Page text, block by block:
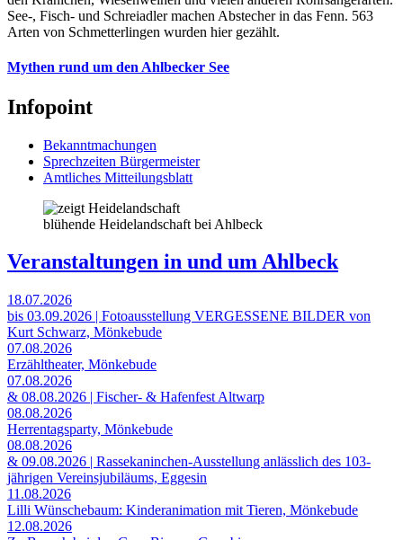
See-, Fisch- und Schreiadler machen Abstecher in das Fenn. 563
Arten von Schmetterlingen wurden hier gezählt.
Mythen rund um den Ahlbecker See
Infopoint
Bekanntmachungen
Sprechzeiten Bürgermeister
Amtliches Mitteilungsblatt
blühende Heidelandschaft bei Ahlbeck
Veranstaltungen in und um Ahlbeck
18.07.2026
bis 03.09.2026 | Fotoausstellung VERGESSENE BILDER von
Kurt Schwarz, Mönkebude
07.08.2026
Erzähltheater, Mönkebude
07.08.2026
& 08.08.2026 | Fischer- & Hafenfest Altwarp
08.08.2026
Herrentagsparty, Mönkebude
08.08.2026
& 09.08.2026 | Rassekaninchen-Ausstellung anlässlich des 103-
jährigen Vereinsjubiläums, Eggesin
11.08.2026
Lilli Wünschebaum: Kinderanimation mit Tieren, Mönkebude
12.08.2026